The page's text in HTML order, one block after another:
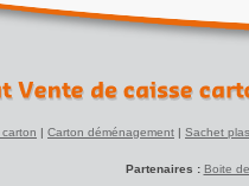
| Carton déménagement | Sachet
Partenaires : Boite